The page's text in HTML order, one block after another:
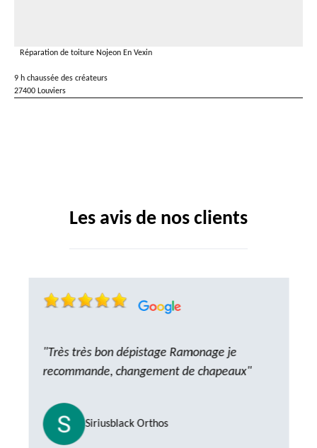
Réparation de toiture Nojeon En Vexin
9 h chaussée des créateurs
27400 Louviers
Les avis de nos clients
"Très très bon dépistage Ramonage je
recommande, changement de chapeaux"
Siriusblack Orthos